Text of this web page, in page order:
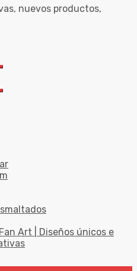
nuevos productos,
Art | Diseños únicos e